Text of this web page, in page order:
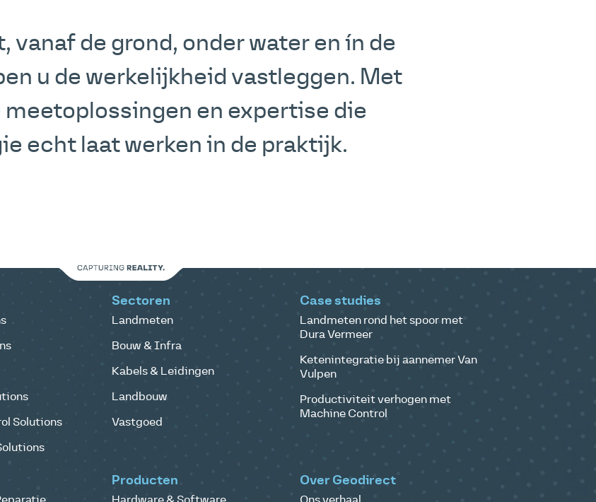
vanaf de grond, onder water en ín de
u de werkelijkheid vastleggen. Met
en expertise die
echt laat werken in de praktijk.
Solutions
Sectoren
Landmeten
Bouw & Infra
Kabels & Leidingen
Landbouw
Vastgoed
Case studies
Landmeten rond het spoor met
Dura Vermeer
Ketenintegratie bij aannemer Van
Vulpen
Productiviteit verhogen met
Machine Control
Producten
Hardware & Software
Over Geodirect
Ons verhaal